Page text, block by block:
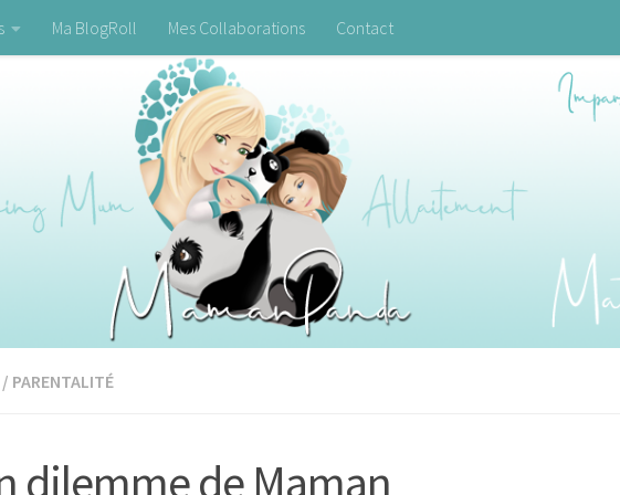
Ma BlogRoll Mes Collaborations Contact
/ PARENTALITÉ
dilemme de Maman